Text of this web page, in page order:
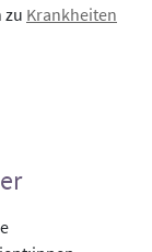
zu Krankheiten